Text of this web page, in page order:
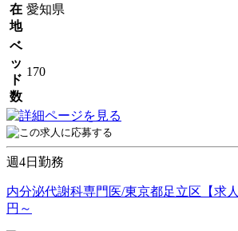
在
地
愛知県
ベ
ッ
ド
数
170
週4日勤務
内分泌代謝科専門医/東京都足立区【求
円～